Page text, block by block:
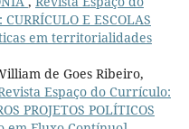
E ESCOLAS
em territorialidades
de Goes Ribeiro,
Espaço do Currículo:
PROJETOS POLÍTICOS